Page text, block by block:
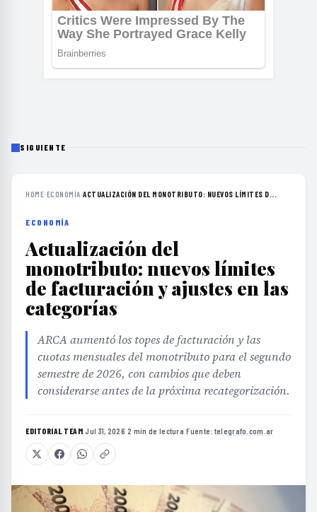
SIGUIENTE
HOME›ECONOMÍA›ACTUALIZACIÓN DEL MONOTRIBUTO: NUEVOS LÍMITES D...
ECONOMÍA
Actualización del
monotributo: nuevos límites
de facturación y ajustes en las
categorías
ARCA aumentó los topes de facturación y las
cuotas mensuales del monotributo para el segundo
semestre de 2026, con cambios que deben
considerarse antes de la próxima recategorización.
EDITORIAL TEAM·Jul 31, 2026·2 min de lectura·Fuente: telegrafo.com.ar